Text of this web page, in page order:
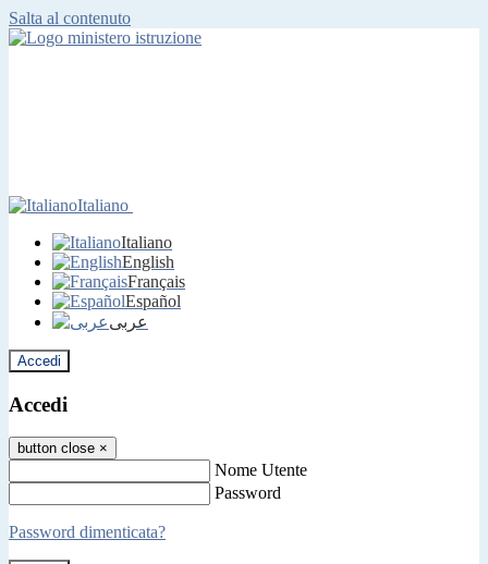
Salta al contenuto
Italiano
Italiano
English
Français
Español
عربى
Accedi
Accedi
button close ×
Nome Utente
Password
Password dimenticata?